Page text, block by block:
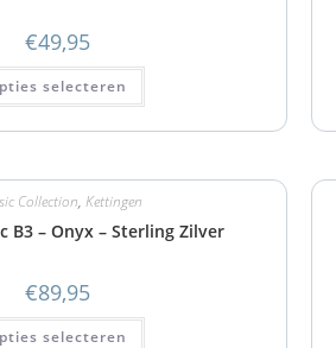
€49,95
selecteren
Collection, Kettingen
B3 – Onyx – Sterling Zilver
€89,95
selecteren